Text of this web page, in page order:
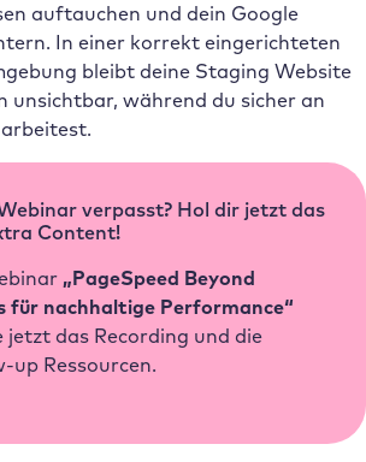
auftauchen und dein Google
In einer korrekt eingerichteten
bleibt deine Staging Website
unsichtbar, während du sicher an
verpasst? Hol dir jetzt das
Content!
„PageSpeed Beyond
für nachhaltige Performance“
jetzt das Recording und die
up Ressourcen.